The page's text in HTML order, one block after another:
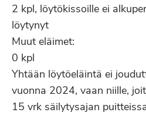
2 kpl, löytökissoille ei
löytynyt
Muut eläimet:
0 kpl
Yhtään löytöeläintä ei
vuonna 2024, vaan niille,
15 vrk säilytysajan